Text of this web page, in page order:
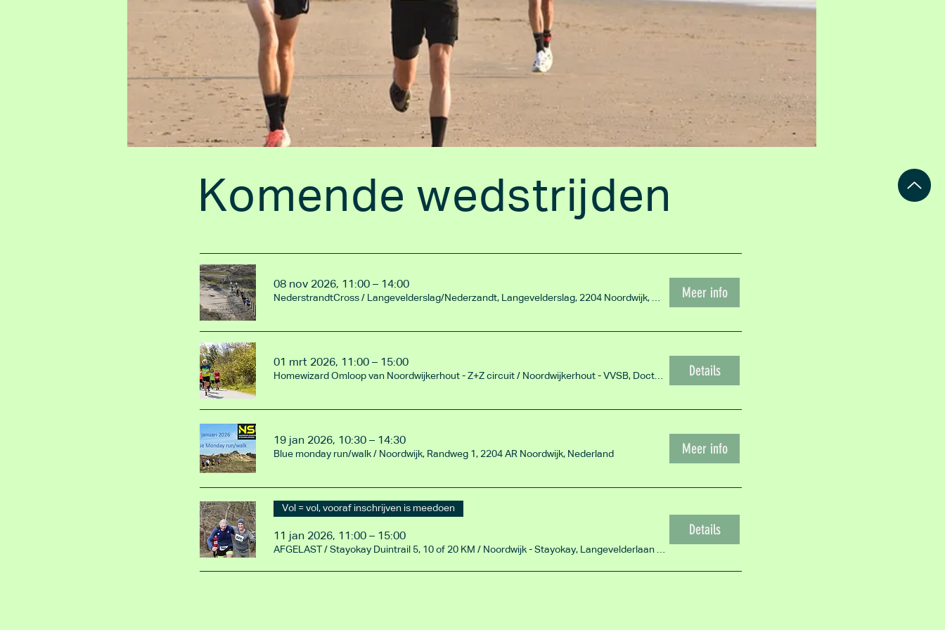
Komende wedstrijden
08 nov 2026, 11:00 – 14:00
NederstrandtCross / Meer info
01 mrt 2026, 11:00 – 15:00
Homewizard Omloop van Noordwijkerhout - Z+Z circuit / Details
19 jan 2026, 10:30 – 14:30
Blue monday run/walk / Noordwijk, Randweg 1, 2204 AR Noordwijk, Nederland Meer info
Vol = vol, vooraf inschrijven is meedoen
11 jan 2026, 11:00 – 15:00
AFGELAST / Stayokay Duintrail 5, 10 of 20 KM / Noordwijk - Stayokay, Langevelderlaan 45, 2204 BC Noordwijk, Netherlands
Details